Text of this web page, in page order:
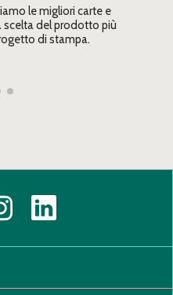
le migliori carte e
del prodotto più
di stampa.